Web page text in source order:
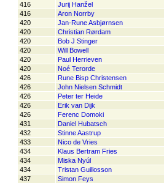
416
Jurij Hanžel
416
Aron Norrby
420
Jan-Rune Asbjørnsen
420
Christian Rørdam
420
Bob J Stinger
420
Will Bowell
420
Paul Herrieven
420
Noé Terorde
426
Rune Bisp Christensen
426
John Nielsen Schmidt
426
Peter ter Heide
426
Erik van Dijk
426
Ferenc Domoki
431
Daniel Hubatsch
432
Stinne Aastrup
433
Nico de Vries
434
Klaus Bertram Fries
434
Miska Nyúl
434
Tristan Guillosson
437
Simon Feys